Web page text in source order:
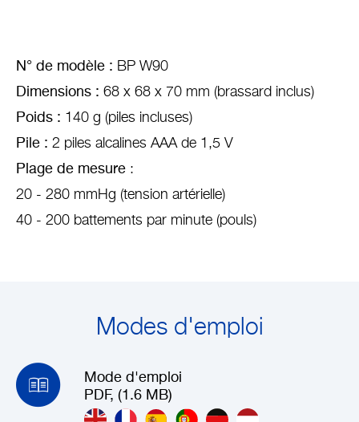
N° de modèle : BP W90
Dimensions : 68 x 68 x 70 mm (brassard inclus)
Poids : 140 g (piles incluses)
Pile : 2 piles alcalines AAA de 1,5 V
Plage de mesure :
20 - 280 mmHg (tension artérielle)
40 - 200 battements par minute (pouls)
Modes d'emploi
Mode d'emploi
PDF, (1.6 MB)